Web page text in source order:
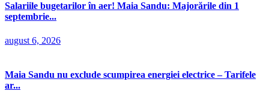
Salariile bugetarilor în aer! Maia Sandu: Majorările din 1
septembrie...
august 6, 2026
Maia Sandu nu exclude scumpirea energiei electrice – Tarifele
ar...